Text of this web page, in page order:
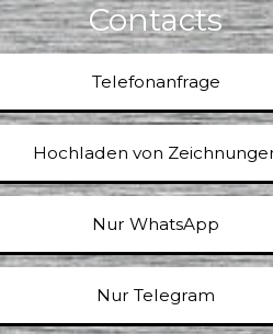
Contacts
Telefonanfrage
Hochladen von
Nur WhatsApp
Nur Telegram